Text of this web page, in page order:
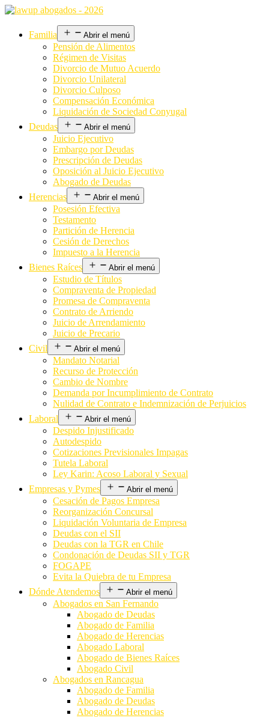
Familia Abrir el menú
Pensión de Alimentos
Régimen de Visitas
Divorcio de Mutuo Acuerdo
Divorcio Unilateral
Divorcio Culposo
Compensación Económica
Liquidación de Sociedad Conyugal
Deudas
Abrir el menú
Juicio Ejecutivo
Embargo por Deudas
Prescripción de Deudas
Oposición al Juicio Ejecutivo
Abogado de Deudas
Herencias
Abrir el menú
Posesión Efectiva
Testamento
Partición de Herencia
Cesión de Derechos
Impuesto a la Herencia
Bienes Raíces
Abrir el menú
Estudio de Títulos
Compraventa de Propiedad
Promesa de Compraventa
Contrato de Arriendo
Juicio de Arrendamiento
Juicio de Precario
Civil
Abrir el menú
Mandato Notarial
Recurso de Protección
Cambio de Nombre
Demanda por Incumplimiento de Contrato
Nulidad de Contrato e Indemnización de Perjuicios
Laboral
Abrir el menú
Despido Injustificado
Autodespido
Cotizaciones Previsionales Impagas
Tutela Laboral
Ley Karin: Acoso Laboral y Sexual
Empresas y Pymes
Abrir el menú
Cesación de Pagos Empresa
Reorganización Concursal
Liquidación Voluntaria de Empresa
Deudas con el SII
Deudas con la TGR en Chile
Condonación de Deudas SII y TGR
FOGAPE
Evita la Quiebra de tu Empresa
Dónde Atendemos
Abrir el menú
Abogados en San Fernando
Abogado de Deudas
Abogado de Familia
Abogado de Herencias
Abogado Laboral
Abogado de Bienes Raíces
Abogado Civil
Abogados en Rancagua
Abogado de Familia
Abogado de Deudas
Abogado de Herencias